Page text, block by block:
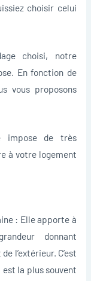
choisir celui
choisi, notre
En fonction de
vous proposons
de très
à votre logement
: Elle apporte à
donnant
l’extérieur. C’est
la plus souvent